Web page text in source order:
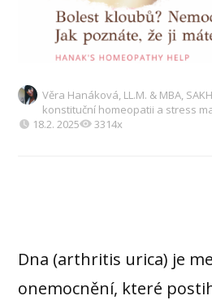
Věra Hanáková, LL.M. & MBA,
konstituční homeopatii a stress
18.2. 2025
3314x
Dna (arthritis urica) je
onemocnění, které